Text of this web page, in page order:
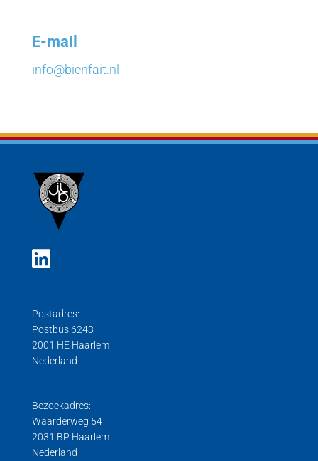
E-mail
info@bienfait.nl
Postadres:
Postbus 6243
2001 HE Haarlem
Nederland
Bezoekadres:
Waarderweg 54
2031 BP Haarlem
Nederland